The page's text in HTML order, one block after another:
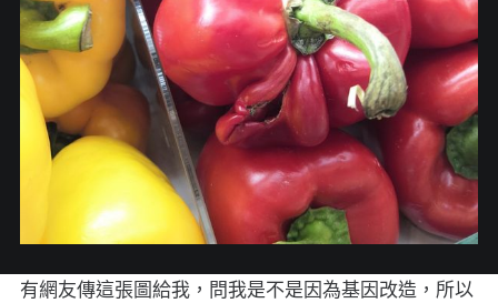
有網友傳這張圖給我，問我是不是因為基因改造，所以